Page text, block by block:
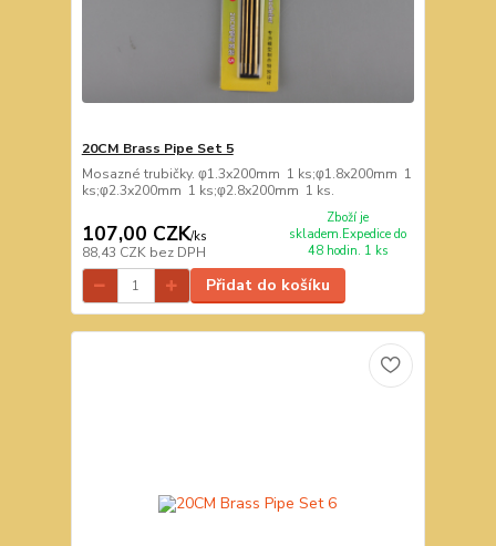
20CM Brass Pipe Set 5
Mosazné trubičky. φ1.3x200mm 1 ks;φ1.8x200mm 1
ks;φ2.3x200mm 1 ks;φ2.8x200mm 1 ks.
107,00 CZK/ks
88,43 CZK bez DPH
Zboží je
skladem.Expedice do
48 hodin. 1 ks
Přidat do košíku